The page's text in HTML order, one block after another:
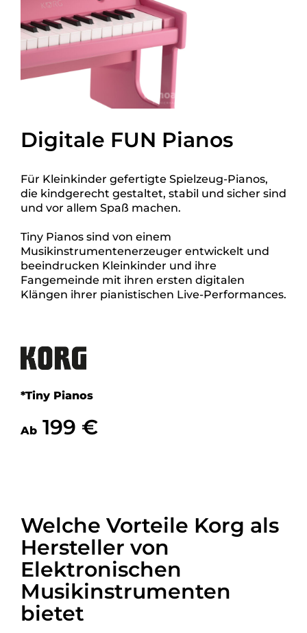
Digitale FUN Pianos
Für Kleinkinder gefertigte Spielzeug-Pianos,
die kindgerecht gestaltet, stabil und sicher sind
und vor allem Spaß machen.
Tiny Pianos sind von einem
Musikinstrumentenerzeuger entwickelt und
beeindrucken Kleinkinder und ihre
Fangemeinde mit ihren ersten digitalen
Klängen ihrer pianistischen Live-Performances.
*Tiny Pianos
Ab 199 €
Welche Vorteile Korg als
Hersteller von
Elektronischen
Musikinstrumenten
bietet